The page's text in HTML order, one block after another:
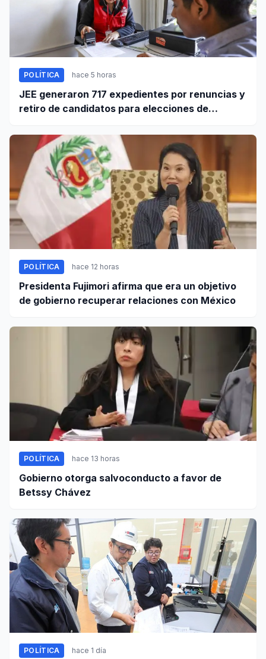
POLÍTICA hace 5 horas
JEE generaron 717 expedientes por renuncias y
retiro de candidatos para elecciones de
POLÍTICA hace 12 horas
Presidenta Fujimori afirma que era un objetivo
de gobierno recuperar relaciones con México
POLÍTICA hace 13 horas
Gobierno otorga salvoconducto a favor de
Betssy Chávez
POLÍTICA hace 1 día